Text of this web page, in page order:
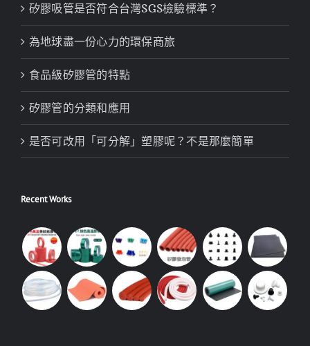
矽膠吸管是否符合台灣SGS檢驗標準？
為地球盡一份心力的環保商旅
食品級矽膠管的特點
矽膠管的分類和應用
是否可改用「可分解」塑膠呢？不是那麼簡單
Recent Works